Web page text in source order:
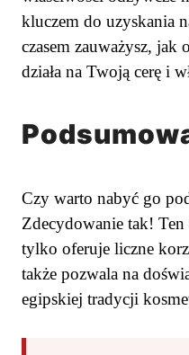
kluczem do uzyskania
czasem zauważysz,
działa na Twoją cerę i
Czy warto nabyć go
Zdecydowanie tak!
tylko oferuje liczne
także pozwala na
egipskiej tradycji